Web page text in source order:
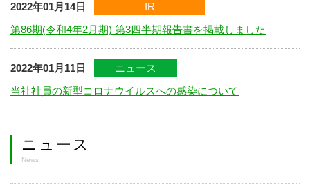
2022年01月14日
IR
第86期(令和4年2月期) 第3四半期報告書を掲載しました
2022年01月11日
ニュース
当社社員の新型コロナウイルスへの感染について
ニュース
News